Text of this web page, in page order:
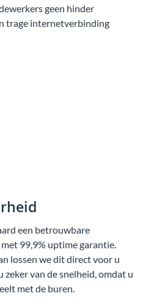
geen hinder
trage internetverbinding
een betrouwbare
99,9% uptime garantie.
lossen we dit direct voor u
zeker van de snelheid, omdat u
met de buren.